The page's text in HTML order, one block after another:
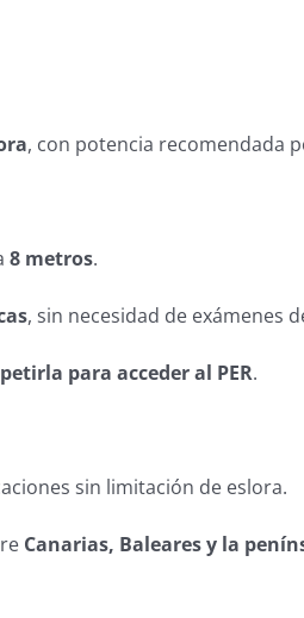
, con potencia recomendada
8 metros.
, sin necesidad de exámenes
para acceder al PER.
sin limitación de eslora.
Canarias, Baleares y la